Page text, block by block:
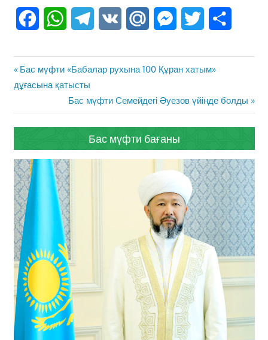
FacebookWhatsAppTelegram
VK Mail.Ru Messenger
Twitter
Жазба
навигациясы
Previous
Post:
Бас мүфти «Бабалар рухына 100 Құран хатым»
дұғасына қатысты
Next
Post:
Бас мүфти Семейдегі Әуезов үйінде болды
Бас мүфти бағаны